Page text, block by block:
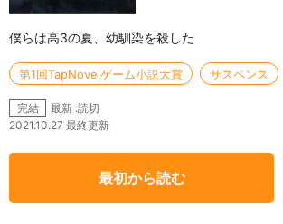
僕らは高3の夏、幼馴染を殺した
第1回TapNovelゲーム小説大賞 サスペンス
完結
最新 :読切
2021.10.27 最終更新
最初から読む